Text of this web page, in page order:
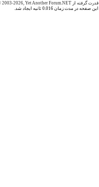
قدرت گرفته از YAF 1.9.6.1 2003-2026, Yet Another Forum.NET
این صفحه در مدت زمان 0.016 ثانیه ایجاد شد.